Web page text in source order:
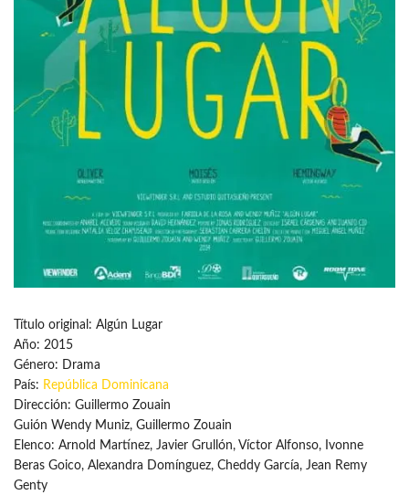
Título original: Algún Lugar
Año: 2015
Género: Drama
País: República Dominicana
Dirección: Guillermo Zouain
Guión Wendy Muniz, Guillermo Zouain
Elenco: Arnold Martínez, Javier Grullón, Víctor Alfonso, Ivonne
Beras Goico, Alexandra Domínguez, Cheddy García, Jean Remy
Genty